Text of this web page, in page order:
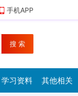
手机APP
搜 索
学习资料 其他相关